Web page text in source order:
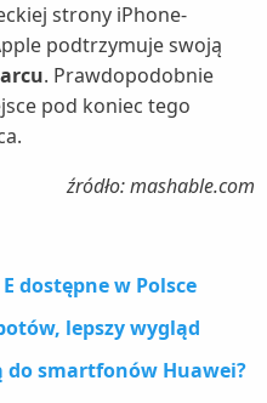
strony iPhone-
podtrzymuje swoją
. Prawdopodobnie
pod koniec tego
źródło: mashable.com
dostępne w Polsce
lepszy wygląd
do smartfonów Huawei?